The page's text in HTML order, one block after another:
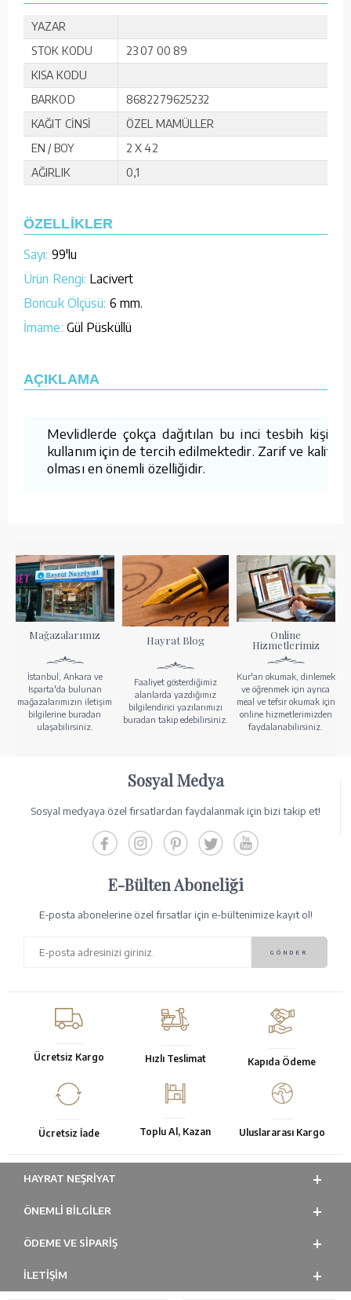
YAZAR
STOK KODU
23 07 00 89
KISA KODU
BARKOD
8682279625232
KAĞIT CİNSİ
ÖZEL MAMÜLLER
EN / BOY
2 X 42
AĞIRLIK
0,1
ÖZELLİKLER
Sayı: 99'lu
Ürün Rengi: Lacivert
Boncuk Ölçüsü: 6 mm.
İmame: Gül Püsküllü
AÇIKLAMA
Mevlidlerde çokça dağıtılan bu inci tesbih kişisel
kullanım için de tercih edilmektedir. Zarif ve kaliteli
olması en önemli özelliğidir.
Mağazalarımız
İstanbul, Ankara ve
Isparta'da bulunan
mağazalarımızın iletişim
bilgilerine buradan
ulaşabilirsiniz.
Hayrat Blog
Faaliyet gösterdiğimiz
alanlarda yazdığımız
bilgilendirici yazılarımızı
buradan takip edebilirsiniz.
Online
Hizmetlerimiz
Kur'an okumak, dinlemek
ve öğrenmek için ayrıca
meal ve tefsir okumak için
online hizmetlerimizden
faydalanabilirsiniz.
Sosyal Medya
Sosyal medyaya özel fırsatlardan faydalanmak için bizi takip et!
E-Bülten Aboneliği
E-posta abonelerine özel fırsatlar için e-bültenimize kayıt ol!
Ücretsiz Kargo Hızlı Teslimat Kapıda Ödeme
Ücretsiz İade Toplu Al, Kazan Uluslararası Kargo
HAYRAT NEŞRIYAT
ÖNEMLI BILGILER
ÖDEME VE SİPARİŞ
İLETİŞİM